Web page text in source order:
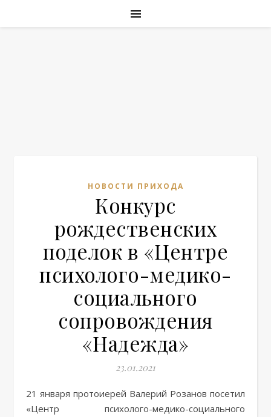
НОВОСТИ ПРИХОДА
Конкурс
рождественских
поделок в «Центре
психолого-медико-
социального
сопровождения
«Надежда»
23.01.2021
21 января протоиерей Валерий Розанов посетил
«Центр психолого-медико-социального